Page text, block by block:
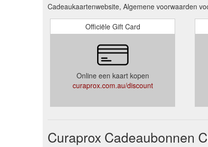
Cadeaukaartenwebsite, Algemene voorwaarden
Officiële Gift Card
Online een kaart kopen
curaprox.com.au/discount
Curaprox Cadeaubonnen